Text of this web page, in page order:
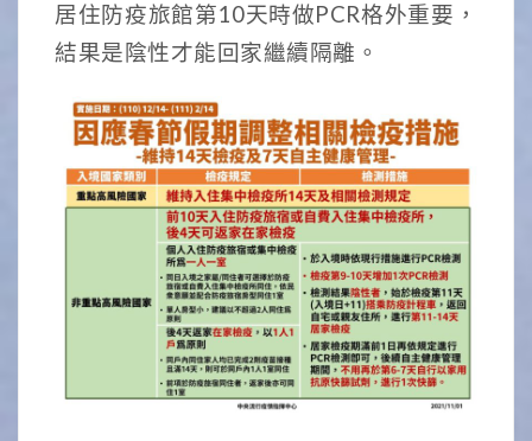
居住防疫旅館第10天時做PCR格外重要，
結果是陰性才能回家繼續隔離。